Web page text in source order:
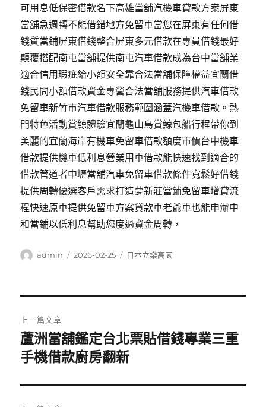
可用息低保密借款名下高雄當舖汽機車貸款方案屏東
當舖‎急週轉不能借錯地方免留車當您在屏東有任何借
錢質當鋪屏東借錢整合屏東多元借款在專員借錢最好
顛覆搭配南屯當舖提供南屯汽車借款成為台中當舖業
適合信用瑕疵給小額安全靠合法當舖保障權益宜蘭借
錢民間小額借款資金專營合法當舖服務提供汽車借款
免留車新竹市汽車借款服務範圍涵蓋汽機車借款。熱
門特色活動賞鯨體驗宜蘭龜山島賞鯨包船行程帶你到
美麗的宜蘭海岸有機車免留車借款額度市價台中機車
借款提供機車低利息營業用車借款能快速找到適合的
借款管道者中壢當舖汽車免留車借款條件寬鬆好借錢
提供周轉優選客戶需求打造夢新莊當鋪免留車增貸流
程快速原車提供免留車方案貸款車老爺車也能申辦中
和當鋪以低利息幫助您度過資金周轉，
作
admin
發
2026-02-25
分
日本立樂高園
章
導
覽
上一篇文章
上
一
文
章:
蘆洲當舖鑑定台北票貼借錢專業三重
手機借款廚房翻新